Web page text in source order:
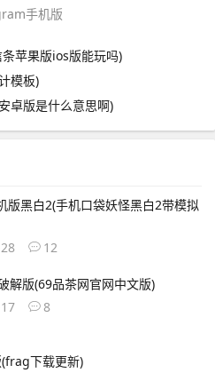
手机版
苹果版ios版能玩吗)
模板)
卓版是什么意思啊)
版黑白2(手机口袋妖怪黑白2带模拟
12
解版(69品茶网官网中文版)
8
(frag下载更新)